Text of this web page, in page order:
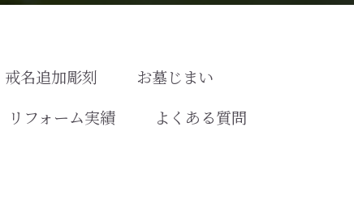
戒名追加彫刻
お墓じまい
リフォーム実績
よくある質問